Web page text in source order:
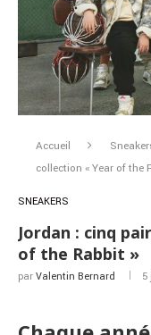
Accueil
collection « Year of the
SNEAKERS
Jordan : cinq
of the Rabbit »
par Valentin Bernard 5